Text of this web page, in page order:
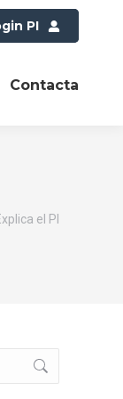
PI
Contacta
el PI